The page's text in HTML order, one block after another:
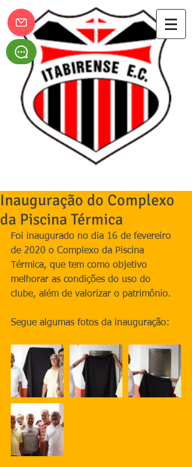
Inauguração do Complexo
da Piscina Térmica
Foi inaugurado no dia 16 de fevereiro
de 2020 o Complexo da Piscina
Térmica, que tem como objetivo
melhorar as condições do uso do
clube, além de valorizar o patrimônio.
Segue algumas fotos da inauguração: